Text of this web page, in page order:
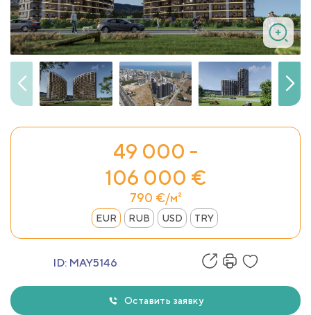
49 000 -
106 000 €
790 €/м²
EUR RUB USD TRY
ID: MAY5146
Оставить заявку